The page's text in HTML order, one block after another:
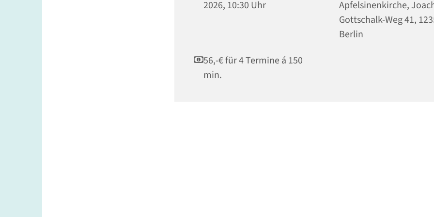
2026, 10:30 Uhr
Apfelsinenkirche,
Gottschalk-Weg 41,
Berlin
56,-€ für 4 Termine á 150
min.